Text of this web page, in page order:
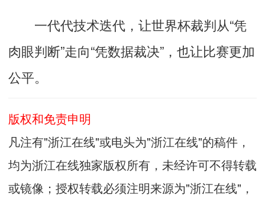
一代代技术迭代，让世界杯裁判从“凭
肉眼判断”走向“凭数据裁决”，也让比赛更加
公平。
版权和免责申明
凡注有"浙江在线"或电头为"浙江在线"的稿件，
均为浙江在线独家版权所有，未经许可不得转载
或镜像；授权转载必须注明来源为"浙江在线"，